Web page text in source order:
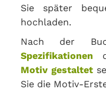
Sie später
hochladen.
Nach der
Spezifikationen
Motiv gestaltet
Sie die Motiv-